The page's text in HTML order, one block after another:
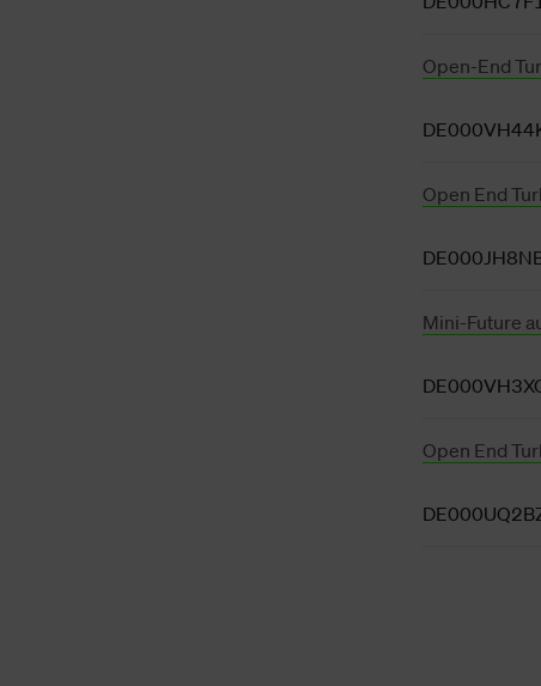
Open-End
Open End
Mini-Future
Open End